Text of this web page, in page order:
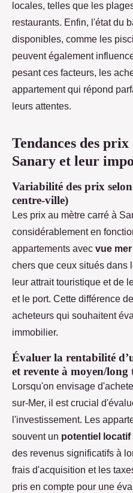
locales, telles que les
restaurants. Enfin, l'état du
disponibles, comme les
peuvent également
pesant ces facteurs, les
appartement qui répond
leurs attentes.
Tendances des
Sanary et leur
Variabilité des prix
centre-ville)
Les prix au mètre carré à
considérablement en
appartements avec vue mer
chers que ceux situés dans
leur attrait touristique et de
et le port. Cette différence
acheteurs qui souhaitent
immobilier.
Évaluer la rentabilité
et revente à moyen/long
Lorsqu'on envisage
sur-Mer, il est crucial
l'investissement. Les
souvent un potentiel locatif
des revenus significatifs à
frais d'acquisition et les
pris en compte pour une